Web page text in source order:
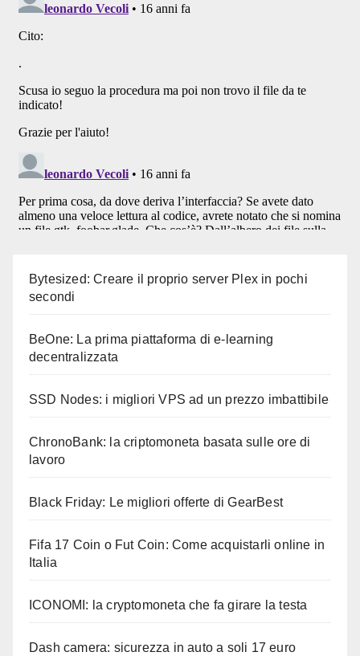
Bytesized: Creare il proprio server Plex in pochi
secondi
BeOne: La prima piattaforma di e-learning
decentralizzata
SSD Nodes: i migliori VPS ad un prezzo imbattibile
ChronoBank: la criptomoneta basata sulle ore di
lavoro
Black Friday: Le migliori offerte di GearBest
Fifa 17 Coin o Fut Coin: Come acquistarli online in
Italia
ICONOMI: la cryptomoneta che fa girare la testa
Dash camera: sicurezza in auto a soli 17 euro